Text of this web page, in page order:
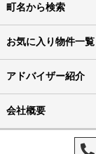
町名から検索
お気に入り物件一覧
アドバイザー紹介
会社概要